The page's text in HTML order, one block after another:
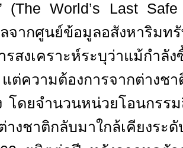
(The World’s Last Safe
ลจากศูนย์ข้อมูลอสังห
รสงเคราะห์ระบุว่าแม้กำลั
ความต้องการจากต่างชา
โดยจำนวนหน่วยโอนกรร
างชาติกลับมาใกล้เคียงระ